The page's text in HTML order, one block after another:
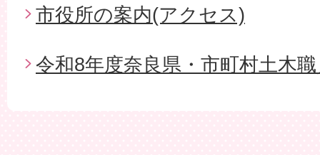
市役所の案内(アクセス)
令和8年度奈良県・市町村土木